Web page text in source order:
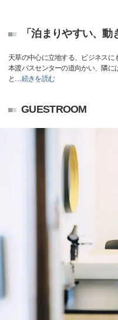
「泊まりやすい、
天草の中心に立地する、ビジネスに
本渡バスセンターの道向かい、隣
と …続きを読む
GUESTROOM